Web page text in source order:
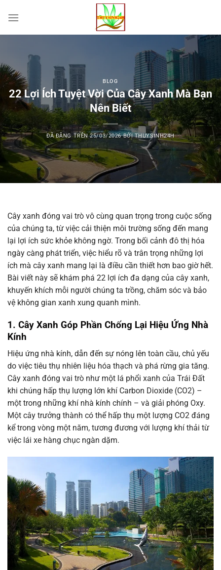
đến
BLOG
22 Lợi Ích Tuyệt Vời Của Cây Xanh Mà Bạn
Nên Biết
ĐÃ ĐĂNG TRÊN25/03/2026 BỞITHUYSINH24H
Cây xanh đóng vai trò vô cùng quan trọng trong cuộc sống
của chúng ta, từ việc cải thiện môi trường sống đến mang
lại lợi ích sức khỏe không ngờ. Trong bối cảnh đô thị hóa
ngày càng phát triển, việc hiểu rõ và trân trọng những lợi
ích mà cây xanh mang lại là điều cần thiết hơn bao giờ hết.
Bài viết này sẽ khám phá 22 lợi ích đa dạng của cây xanh,
khuyến khích mỗi người chúng ta trồng, chăm sóc và bảo
vệ không gian xanh xung quanh mình.
1. Cây Xanh Góp Phần Chống Lại Hiệu Ứng Nhà
Kính
Hiệu ứng nhà kính, dẫn đến sự nóng lên toàn cầu, chủ yếu
do việc tiêu thụ nhiên liệu hóa thạch và phá rừng gia tăng.
Cây xanh đóng vai trò như một lá phổi xanh của Trái Đất
khi chúng hấp thụ lượng lớn khí Carbon Dioxide (CO2) –
một trong những khí nhà kính chính – và giải phóng Oxy.
Một cây trưởng thành có thể hấp thụ một lượng CO2 đáng
kể trong vòng một năm, tương đương với lượng khí thải từ
việc lái xe hàng chục ngàn dặm.